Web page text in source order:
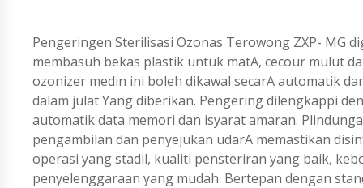
Pengeringen Sterilisasi Ozonas Terowong ZXP- MG
membasuh bekas plastik untuk matA, cecour mulut
ozonizer medin ini boleh dikawal secarA automatik
dalam julat Yang diberikan. Pengering dilengkappi
automatik data memori dan isyarat amaran.
pengambilan dan penyejukan udarA memastikan
operasi yang stadil, kualiti pensteriran yang baik,
penyelenggaraan yang mudah. Bertepan dengan